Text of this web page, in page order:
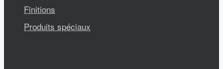
Finitions
Produits spéciaux